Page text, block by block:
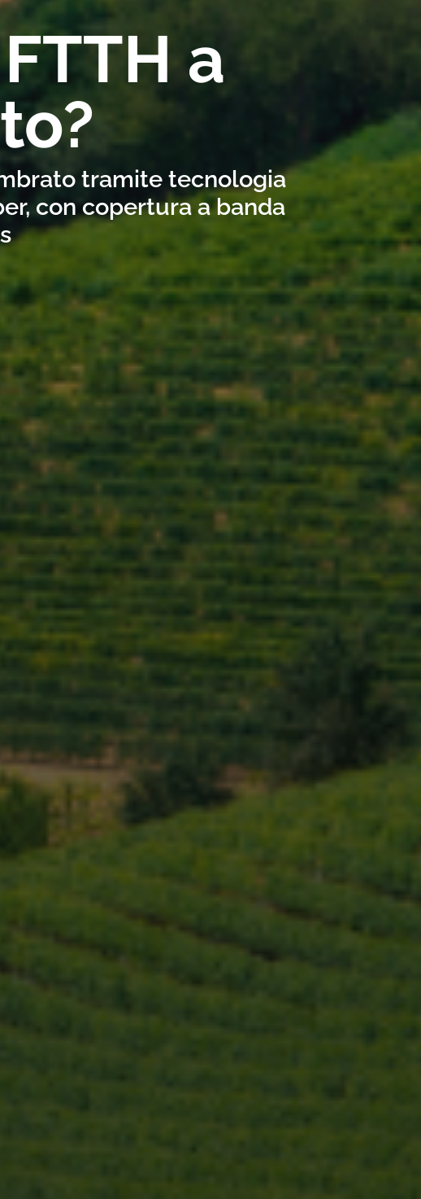
a
tramite tecnologia
con copertura a banda